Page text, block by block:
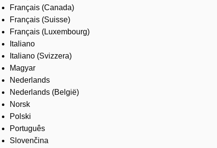
Français (Canada)
Français (Suisse)
Français (Luxembourg)
Italiano
Italiano (Svizzera)
Magyar
Nederlands
Nederlands (België)
Norsk
Polski
Português
Slovenčina